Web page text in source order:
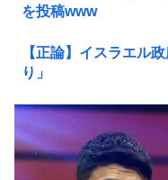
を投稿www
【正論】イスラエル
り」